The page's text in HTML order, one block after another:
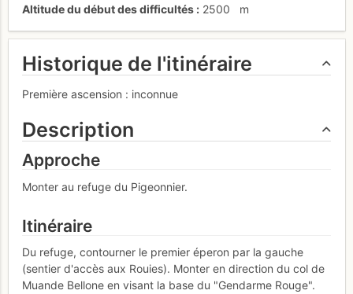
Altitude du début des difficultés
2500 m
Historique de l'itinéraire
Première ascension : inconnue
Description
Approche
Monter au refuge du Pigeonnier.
Itinéraire
Du refuge, contourner le premier éperon par la gauche
(sentier d'accès aux Rouies). Monter en direction du col de
Muande Bellone en visant la base du "Gendarme Rouge".